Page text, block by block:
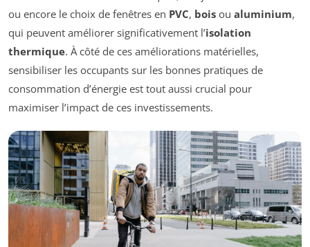
ou encore le choix de fenêtres en PVC, bois ou aluminium,
qui peuvent améliorer significativement l’isolation
thermique. À côté de ces améliorations matérielles,
sensibiliser les occupants sur les bonnes pratiques de
consommation d’énergie est tout aussi crucial pour
maximiser l’impact de ces investissements.